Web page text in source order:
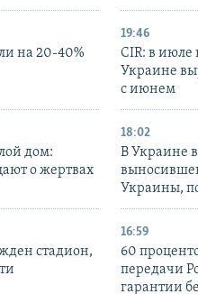
на 20-40%
19:46
CIR: в июле
Украине
с июнем
дом:
о жертвах
18:02
В Украине
Украины,
стадион,
16:59
60
передачи
гарантии